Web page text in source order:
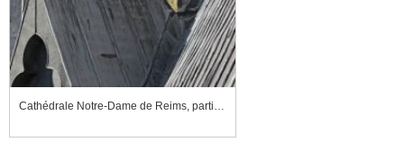
Cathédrale Notre-Dame de Reims, parties hautes